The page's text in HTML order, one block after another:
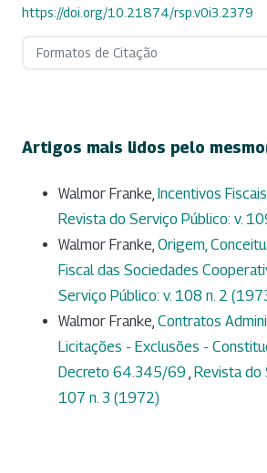
https://doi.org/10.21874/rsp.v0i3.2379
Formatos de Citação
Artigos mais lidos pelo
Walmor Franke, Incentivos
Revista do Serviço Público: v.
Walmor Franke, Origem,
Fiscal das Sociedades
Serviço Público: v. 108 n. 2
Walmor Franke, Contratos
Licitações - Exclusões -
Decreto 64.345/69 , Revista do
107 n. 3 (1972)